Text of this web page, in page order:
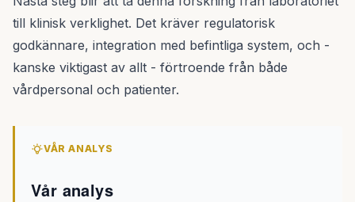
till klinisk verklighet. Det kräver regulatorisk
godkännare, integration med befintliga system, och -
kanske viktigast av allt - förtroende från både
vårdpersonal och patienter.
VÅR ANALYS
Vår analys